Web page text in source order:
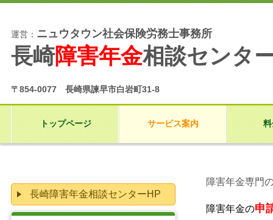
運営： ニュウタウン社会保険労務士事務所
長崎障害年金相談センタ
〒854-0077 長崎県諫早市白岩町31-8
トップページ サービス案内
障害年金専門
障害年金の申
長崎障害年金相談センターHP